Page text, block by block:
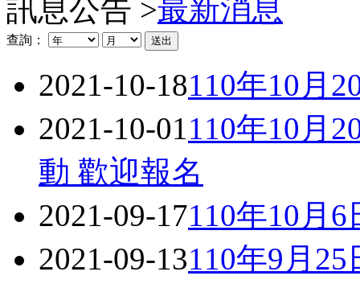
訊息公告 >最新消息
查詢：
2021-10-18110年10月
2021-10-01110年10月
動 歡迎報名
2021-09-17110年10月
2021-09-13110年9月